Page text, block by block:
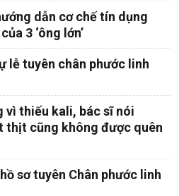
dẫn cơ chế tín dụng
3 ‘ông lớn’
lễ tuyên chân phước linh
vì thiếu kali, bác sĩ nói
thịt cũng không được quên
sơ tuyên Chân phước linh